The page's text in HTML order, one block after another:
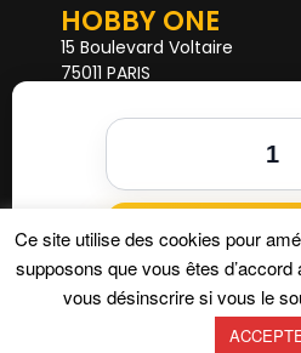
Ajouter au
HOBBY ONE
15 Boulevard Voltaire
75011 PARIS
Mail.
Tél. 01 402 11 402
NOUS SUIVRE
Ce site utilise des cookies pour
supposons que vous êtes
vous désinscrire si vous le